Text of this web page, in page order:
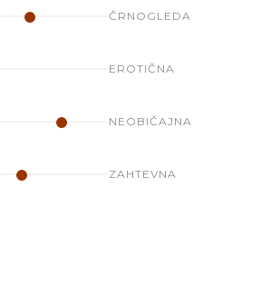
ČRNOGLEDA
EROTIČNA
NEOBIČAJNA
ZAHTEVNA